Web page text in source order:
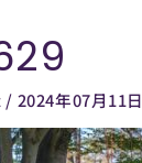
/ 2024年07月11日